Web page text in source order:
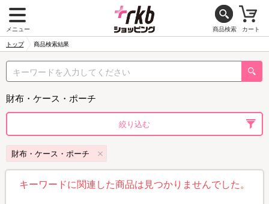
メニュー 商品検索 カート
トップ 商品検索結果
財布・ケース・ポーチ
絞り込む
財布・ケース・ポーチ
キーワードに関連した商品は見つかりませんでした。